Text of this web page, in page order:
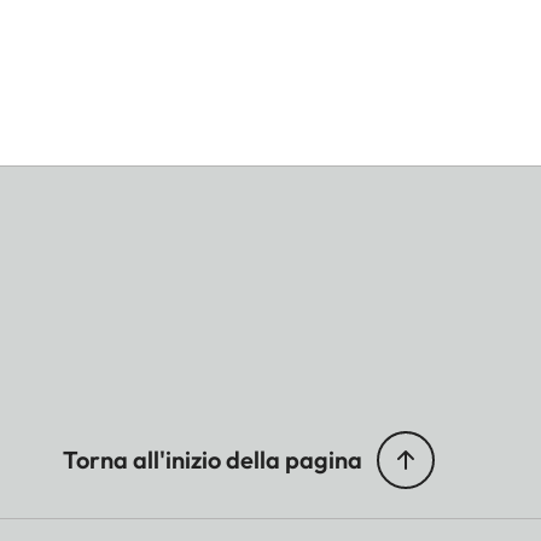
Torna all'inizio della pagina